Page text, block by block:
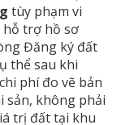
tùy phạm vi
hỗ trợ hồ sơ
Đăng ký đất
thể sau khi
phí đo vẽ bản
sản, không phải
trị đất tại khu